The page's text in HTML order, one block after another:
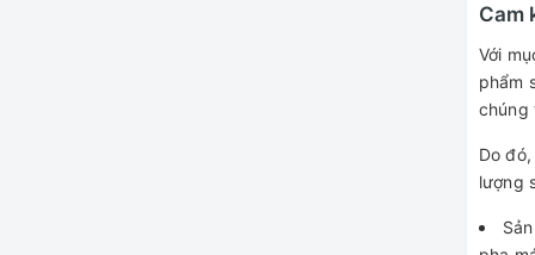
Cam
Với
phẩm
chúng
Do
lượng